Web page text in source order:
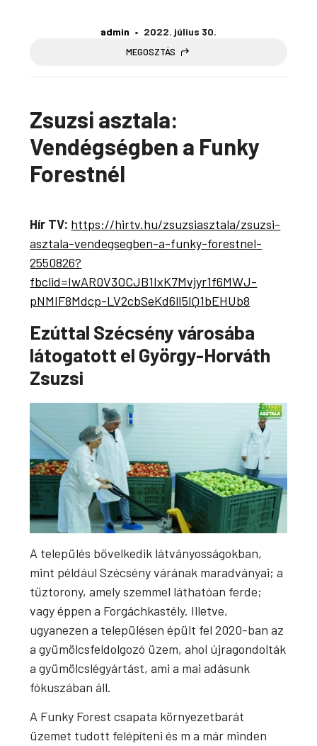
admin 2022. július 30.
MEGOSZTÁS
Zsuzsi asztala:
Vendégségben a Funky
Forestnél
Hír TV: https://hirtv.hu/zsuzsiasztala/zsuzsi-
asztala-vendegsegben-a-funky-forestnel-
2550826?
fbclid=IwAR0V3OCJB1IxK7Mvjyr1f6MWJ-
pNMIF8Mdcp-LV2cbSeKd6lI5IQ1bEHUb8
Ezúttal Szécsény városába
látogatott el György-Horváth
Zsuzsi
A település bővelkedik látványosságokban,
mint például Szécsény várának maradványai; a
tűztorony, amely szemmel láthatóan ferde;
vagy éppen a Forgáchkastély. Illetve,
ugyanezen a településen épült fel 2020-ban az
a gyümölcsfeldolgozó üzem, ahol újragondolták
a gyümölcslégyártást, ami a mai adásunk
fókuszában áll.
A Funky Forest csapata környezetbarát
üzemet tudott felépíteni és m a már minden